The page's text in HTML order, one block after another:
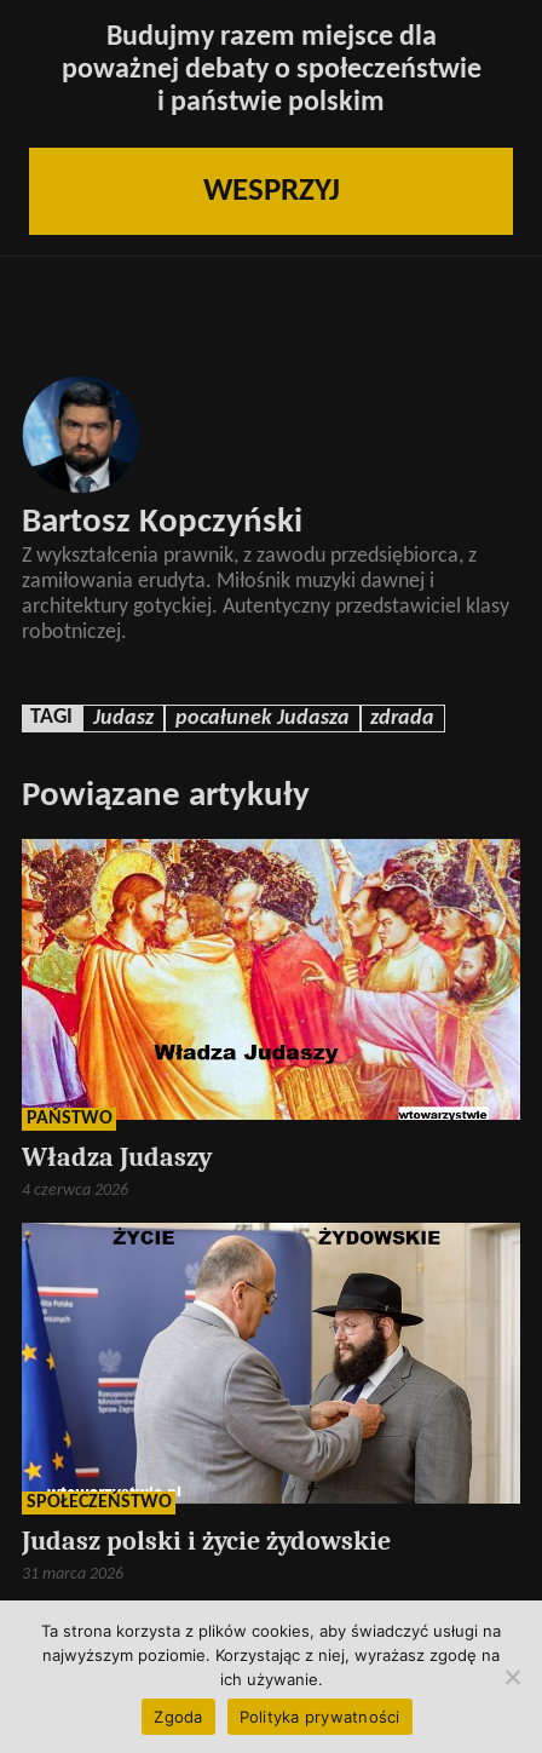
Budujmy razem miejsce dla
poważnej debaty o społeczeństwie
i państwie polskim
WESPRZYJ
Bartosz Kopczyński
Z wykształcenia prawnik, z zawodu przedsiębiorca, z
zamiłowania erudyta. Miłośnik muzyki dawnej i
architektury gotyckiej. Autentyczny przedstawiciel klasy
robotniczej.
TAGI Judasz pocałunek Judasza zdrada
Powiązane artykuły
PAŃSTWO
Władza Judaszy
4 czerwca 2026
SPOŁECZEŃSTWO
Judasz polski i życie żydowskie
31 marca 2026
Ta strona korzysta z plików cookies, aby świadczyć usługi na
najwyższym poziomie. Korzystając z niej, wyrażasz zgodę na
ich używanie.
Zgoda
Polityka prywatności